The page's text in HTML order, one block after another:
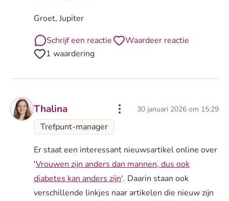
Groet, Jupiter
Schrijf een reactie
Waardeer reactie
1 waardering
Thalina 30 januari 2026 om 15:29
Trefpunt-manager
Er staat een interessant nieuwsartikel online over
'Vrouwen zijn anders dan mannen, dus ook
diabetes kan anders zijn'. Daarin staan ook
verschillende linkjes naar artikelen die nieuw zijn